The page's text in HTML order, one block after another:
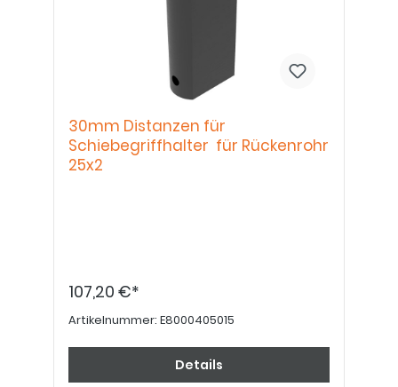
30mm Distanzen für
Schiebegriffhalter für Rückenrohr
25x2
107,20 €*
Artikelnummer: E8000405015
Details